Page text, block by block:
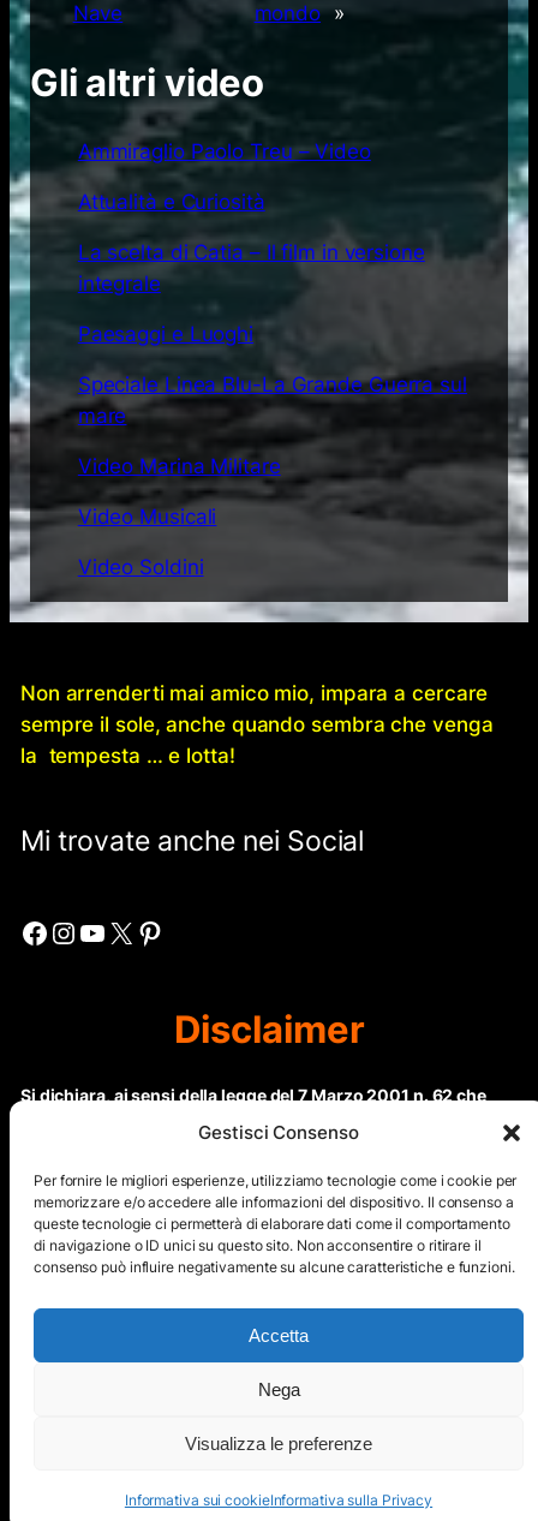
Gestisci Consenso
Per fornire le migliori esperienze, utilizziamo tecnologie come i cookie per
memorizzare e/o accedere alle informazioni del dispositivo. Il consenso a
queste tecnologie ci permetterà di elaborare dati come il comportamento
di navigazione o ID unici su questo sito. Non acconsentire o ritirare il
consenso può influire negativamente su alcune caratteristiche e funzioni.
Accetta
Nega
Visualizza le preferenze
Informativa sui cookieInformativa sulla Privacy
Nave
mondo »
Gli altri video
Ammiraglio Paolo Treu – Video
Attualità e Curiosità
La scelta di Catia – Il film in versione
integrale
Paesaggi e Luoghi
Speciale Linea Blu-La Grande Guerra sul
mare
Video Marina Militare
Video Musicali
Video Soldini
Non arrenderti mai amico mio, impara a cercare
sempre il sole, anche quando sembra che venga
la tempesta … e lotta!
Mi trovate anche nei Social
Facebook Instagram YouTube X Pinterest
Disclaimer
Si dichiara, ai sensi della legge del 7 Marzo 2001 n. 62 che
questo sito non rientra nella categoria di “Informazione
regolari. Le immagini dei collaboratori detentori del
Copyright © sono riproducibili solo dietro specifica
autorizzazione. Il contenuto del sito, comprensivo di testi e
immagini, eccetto dove espressamente specificato, è
protetto da Copyright © e non può essere riprodotto e
diffuso tramite nessun mezzo elettronico o cartaceo senza
esplicita autorizzazione scritta da parte dello staff di ”Il Mare
nel cuore”
Mappa del Sito